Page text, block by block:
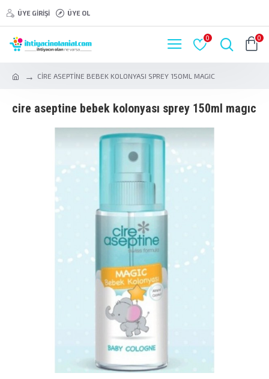
ÜYE GIRIŞI ÜYE OL
0 0
CİRE ASEPTİNE BEBEK KOLONYASI SPREY 150ML MAGIC
ci̇re asepti̇ne bebek kolonyasi sprey 150ml magic